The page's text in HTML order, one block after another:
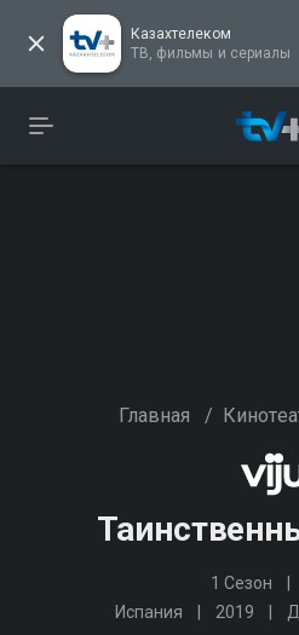
Казахтелеком
ТВ, фильмы и сериалы
Главная /
1 Сезон
Испания
2019